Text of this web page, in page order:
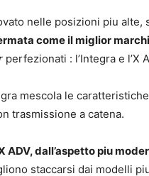
nelle posizioni piu alte,
come il miglior
perfezionati : l’Integra e l’X
mescola le
trasmissione a catena.
ADV, dall’aspetto piu
staccarsi dai modelli